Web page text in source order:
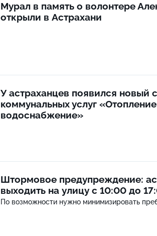
Мурал в память о волонтере
открыли в Астрахани
У астраханцев появился новый
коммунальных услуг
водоснабжение»
Штормовое предупреждение:
выходить на улицу с 10:00 до
По возможности нужно минимизировать